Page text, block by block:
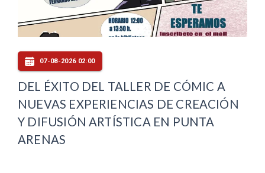
07-08-2026 02:00
DEL ÉXITO DEL TALLER DE CÓMIC A
NUEVAS EXPERIENCIAS DE CREACIÓN
Y DIFUSIÓN ARTÍSTICA EN PUNTA
ARENAS